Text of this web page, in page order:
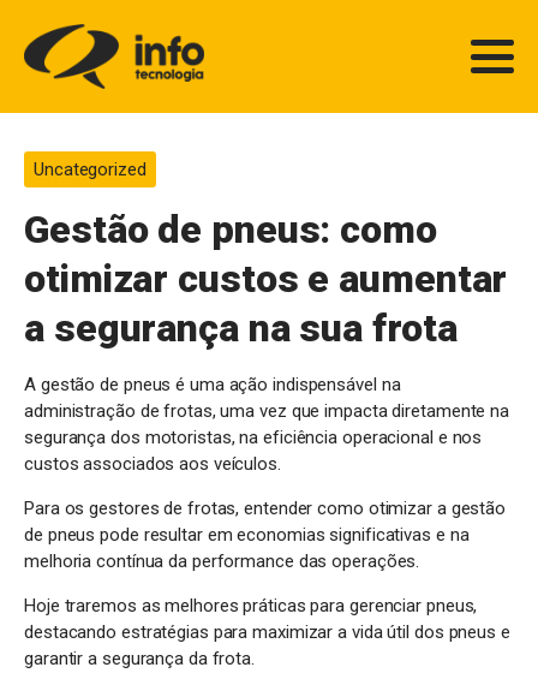
Uncategorized
Gestão de pneus: como
otimizar custos e aumentar
a segurança na sua frota
A gestão de pneus é uma ação indispensável na
administração de frotas, uma vez que impacta diretamente na
segurança dos motoristas, na eficiência operacional e nos
custos associados aos veículos.
Para os gestores de frotas, entender como otimizar a gestão
de pneus pode resultar em economias significativas e na
melhoria contínua da performance das operações.
Hoje traremos as melhores práticas para gerenciar pneus,
destacando estratégias para maximizar a vida útil dos pneus e
garantir a segurança da frota.